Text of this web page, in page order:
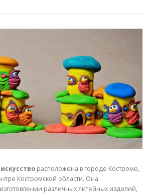
СОРТА МЕТАЛЛОВ
расположена в городе Костроме,
Костромской области. Она
различных литейных изделий,